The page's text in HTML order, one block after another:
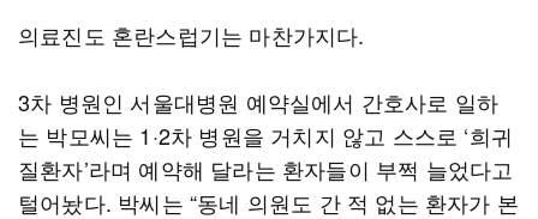
의료진도 혼란스럽기는 마찬가지다.
3차 병원인 서울대병원 예약실에서 간호사로 일하
는 박모씨는 1·2차 병원을 거치지 않고 스스로 ‘희귀
질환자’라며 예약해 달라는 환자들이 부쩍 늘었다고
털어놨다. 박씨는 “동네 의원도 간 적 없는 환자가 본